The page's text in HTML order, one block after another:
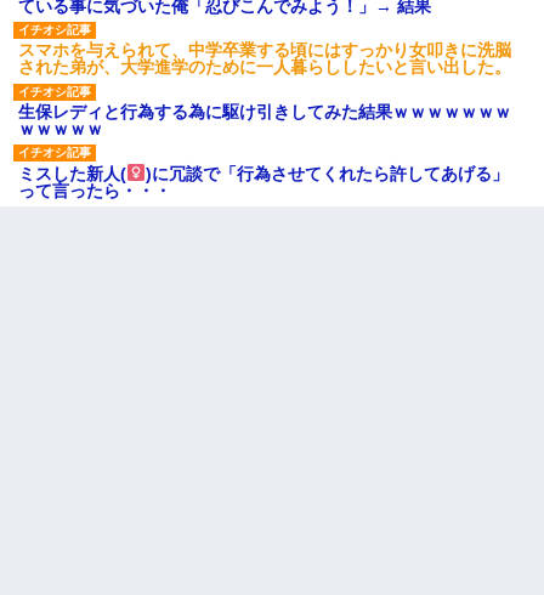
ている事に気づいた俺「忍びこんでみよう！」→ 結果
スマホを与えられて、中学卒業する頃にはすっかり女叩きに洗脳
された弟が、大学進学のために一人暮らししたいと言い出した。
生保レディと行為する為に駆け引きしてみた結果ｗｗｗｗｗｗｗ
ｗｗｗｗｗ
ミスした新人(
)に冗談で「行為させてくれたら許してあげる」
って言ったら・・・